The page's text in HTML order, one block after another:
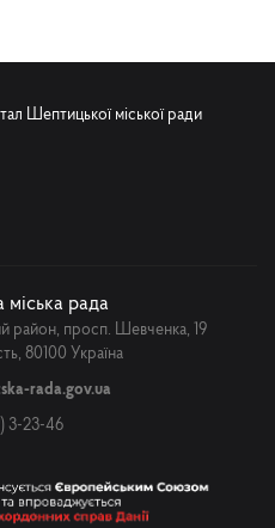
Шептицької міської ради
рада
район, просп. Шевченка, 19
80100 Україна
rada.gov.ua
3-23-46